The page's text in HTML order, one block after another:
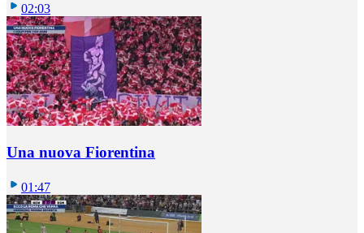
02:03
Una nuova Fiorentina
01:47